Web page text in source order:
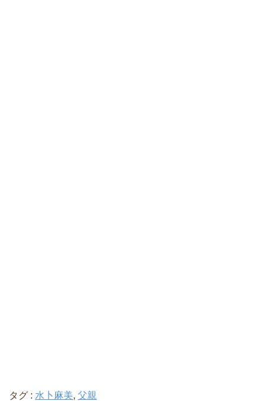
タグ : 水卜麻美, 父親